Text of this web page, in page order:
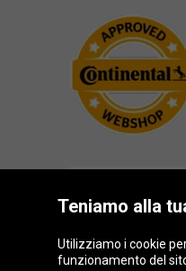
Teniamo alla
Utilizziamo i cookie
funzionamento del